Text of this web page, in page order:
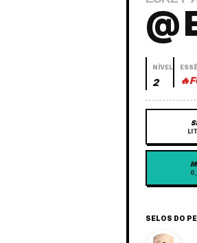
@
NÍVEL
2 🔥
SELOS DO